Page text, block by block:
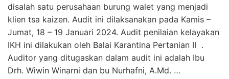
disalah satu perusahaan burung walet yang menjadi
klien tsa kaizen. Audit ini dilaksanakan pada Kamis –
Jumat, 18 – 19 Januari 2024. Audit penilaian kelayakan
IKH ini dilakukan oleh Balai Karantina Pertanian II .
Auditor yang ditugaskan dalam audit ini adalah Ibu
Drh. Wiwin Winarni dan bu Nurhafni, A.Md. …